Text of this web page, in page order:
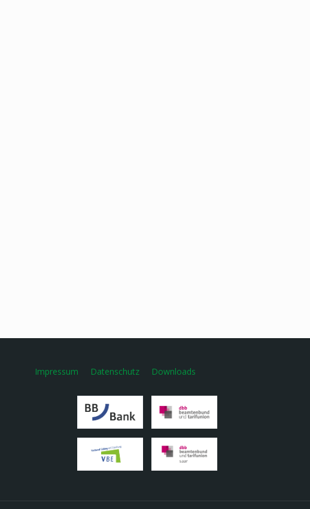
Impressum Datenschutz Downloads